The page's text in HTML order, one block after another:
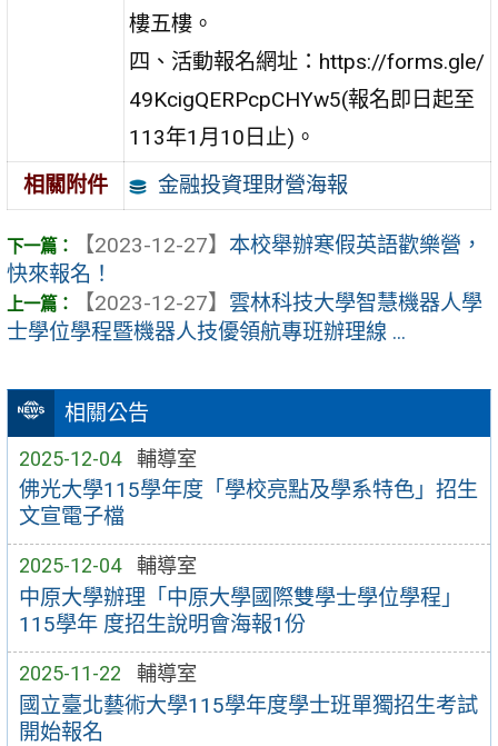
相關公告
2025-12-04 輔導室
佛光大學115學年度「學校亮點及學系特色」招生
文宣電子檔
2025-12-04 輔導室
中原大學辦理「中原大學國際雙學士學位學程」
115學年 度招生說明會海報1份
2025-11-22 輔導室
國立臺北藝術大學115學年度學士班單獨招生考試
開始報名
樓五樓。
四、活動報名網址：https://forms.gle/
49KcigQERPcpCHYw5(報名即日起至
113年1月10日止)。
相關附件
金融投資理財營海報
【2023-12-27】 本校舉辦寒假英語歡樂營，
快來報名！
【2023-12-27】 雲林科技大學智慧機器人學
士學位學程暨機器人技優領航專班辦理線 ...